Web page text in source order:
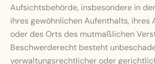
Aufsichtsbehörde, insbesondere in
ihres gewöhnlichen Aufenthalts, ihres
oder des Orts des mutmaßlichen
Beschwerderecht besteht
verwaltungsrechtlicher oder